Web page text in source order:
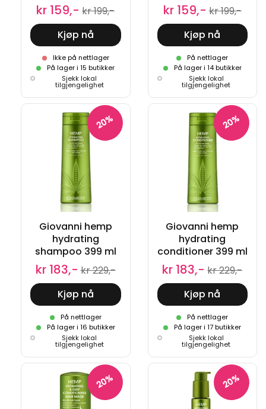
kr 159,- kr 199,-
Kjøp nå
Ikke på nettlager
På lager i 15 butikker
Sjekk lokal
tilgjengelighet
kr 159,- kr 199,-
Kjøp nå
På nettlager
På lager i 14 butikker
Sjekk lokal
tilgjengelighet
20%
Giovanni hemp
hydrating
shampoo 399 ml
kr 183,- kr 229,-
Kjøp nå
På nettlager
På lager i 16 butikker
Sjekk lokal
tilgjengelighet
20%
Giovanni hemp
hydrating
conditioner 399 ml
kr 183,- kr 229,-
Kjøp nå
På nettlager
På lager i 17 butikker
Sjekk lokal
tilgjengelighet
20% 20%